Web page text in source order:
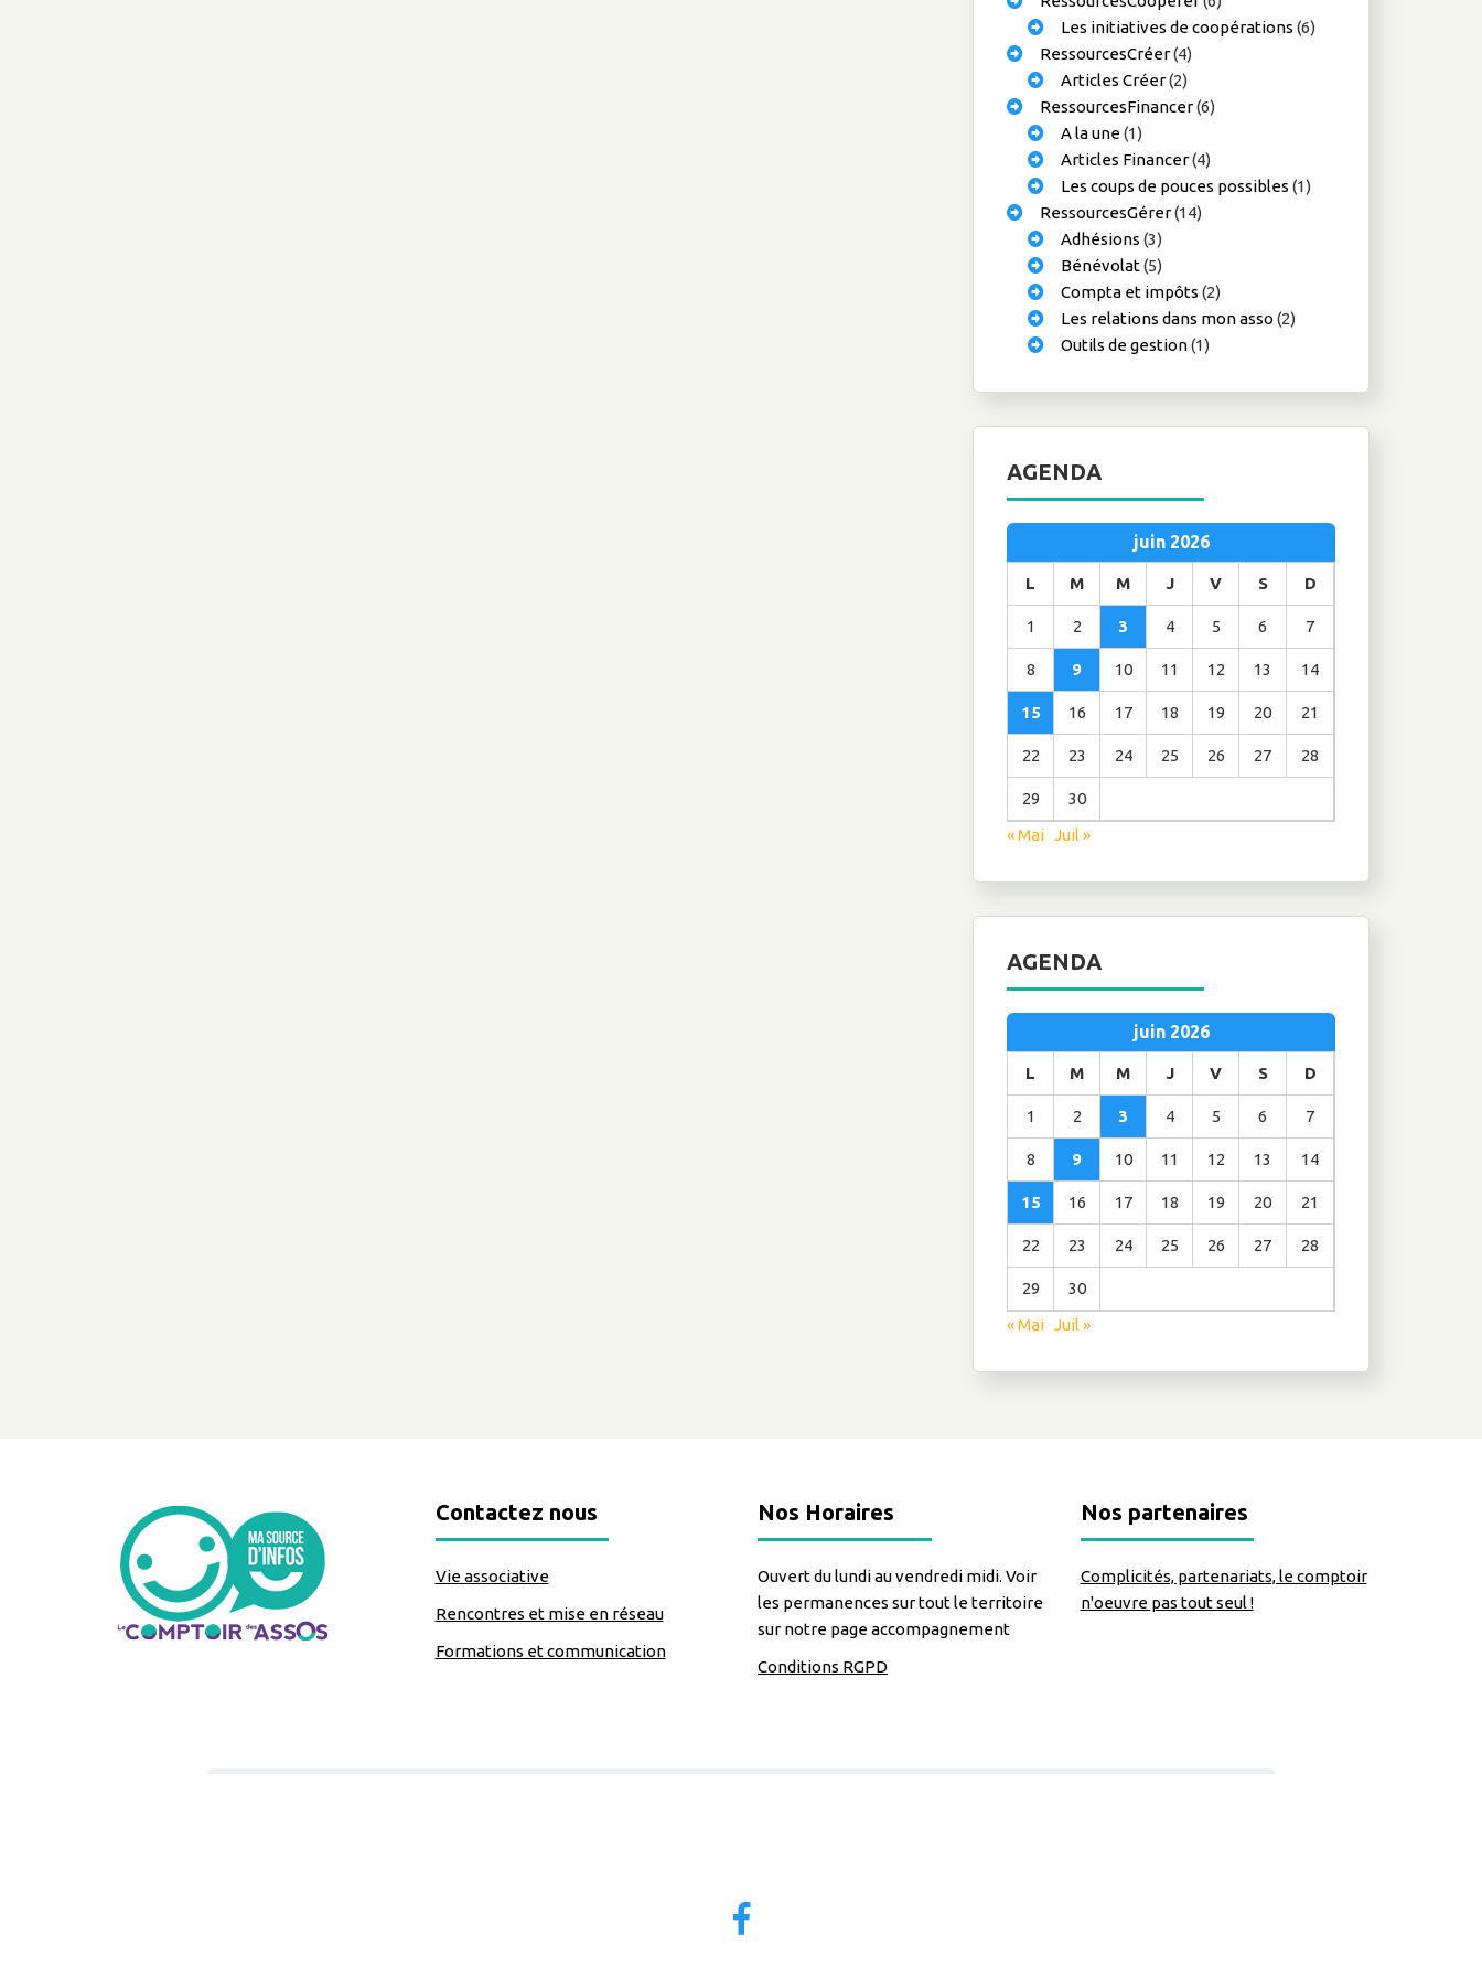
Les initiatives de coopérations (6)
RessourcesCréer(4)
Articles Créer(2)
RessourcesFinancer(6)
A la une(1)
Articles Financer(4)
Les coups de pouces possibles (1)
RessourcesGérer(14)
Adhésions (3)
Bénévolat(5)
Compta et impôts (2)
Les relations dans mon asso (2)
Outils de gestion(1)
AGENDA
juin 2026
L M M J V S D
1 2 3 4 5 6 7
8 9 10 11 12 13 14
15 16 17 18 19 20 21
22 23 24 25 26 27 28
29
30
« Mai Juil »
AGENDA
juin 2026
L M M J V S D
1 2 3 4 5 6 7
8 9 10 11 12 13 14
15 16 17 18 19 20 21
22 23 24 25 26 27 28
29
30
« Mai Juil »
Contactez nous
Vie associative
Rencontres et mise en réseau
Formations et communication
Nos Horaires
Ouvert du lundi au vendredi midi. Voir
les permanences sur tout le territoire
sur notre page accompagnement
Conditions RGPD
Nos partenaires
Complicités, partenariats, le comptoir
n'oeuvre pas tout seul !